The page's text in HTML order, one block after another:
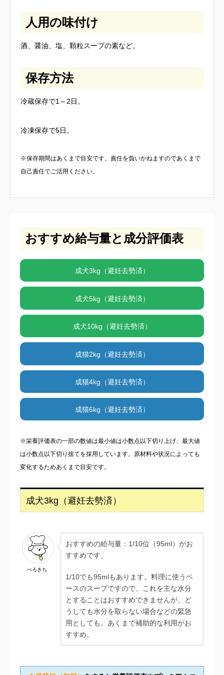
人用の味付け
酒、醤油、塩、顆粒スープの素など。
保存方法
冷蔵保存で1～2日。
冷凍保存で5日。
※保存期間はあくまで目安です。責任を負いかねますのであくまで
自己責任でご活用ください。
おすすめ給与量と成分評価表
成犬3kg（避妊去勢済）
成犬5kg（避妊去勢済）
成犬10kg（避妊去勢済）
成猫2kg（避妊去勢済）
成猫4kg（避妊去勢済）
成猫6kg（避妊去勢済）
※栄養評価表の一部の数値は最小値は小数点以下切り上げ、最大値
は小数点以下切り捨てを採用しています。原材料や状況によっても
変化するためあくまで目安です。
成犬3kg（避妊去勢済）
ぺろきち
おすすめの給与量：1/10位（95ml）がお
すすめです。
1/10でも95mlもあります。料理に使うベ
ースのスープですので、これを主な水分
とすることはおすすめできませんが、ど
うしても水分を取らない場合などの緊急
用としても。あくまで補助的な利用がお
すすめ。